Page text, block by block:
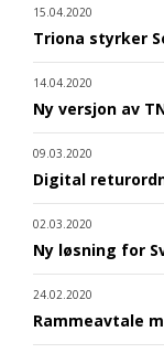
15.04.2020
Triona styrker
14.04.2020
Ny versjon av
09.03.2020
Digital
02.03.2020
Ny løsning for
24.02.2020
Rammeavtale